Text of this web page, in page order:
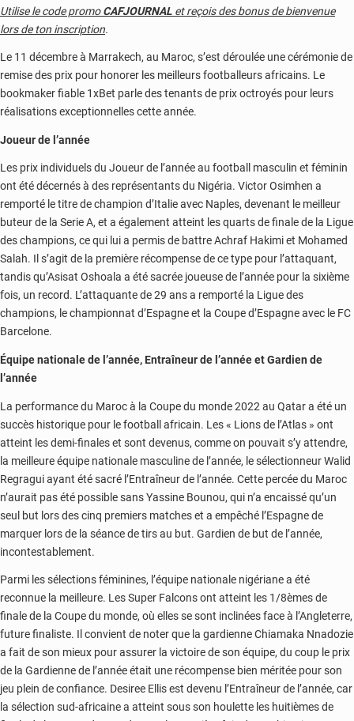
Utilise le code promoCAFJOURNAL et reçois des bonus de bienvenue
lors de ton inscription.
Le 11 décembre à Marrakech, au Maroc, s’est déroulée une cérémonie de
remise des prix pour honorer les meilleurs footballeurs africains. Le
bookmaker fiable 1xBet parle des tenants de prix octroyés pour leurs
réalisations exceptionnelles cette année.
Joueur de l’année
Les prix individuels du Joueur de l’année au football masculin et féminin
ont été décernés à des représentants du Nigéria. Victor Osimhen a
remporté le titre de champion d’Italie avec Naples, devenant le meilleur
buteur de la Serie A, et a également atteint les quarts de finale de la Ligue
des champions, ce qui lui a permis de battre Achraf Hakimi et Mohamed
Salah. Il s’agit de la première récompense de ce type pour l’attaquant,
tandis qu’Asisat Oshoala a été sacrée joueuse de l’année pour la sixième
fois, un record. L’attaquante de 29 ans a remporté la Ligue des
champions, le championnat d’Espagne et la Coupe d’Espagne avec le FC
Barcelone.
Équipe nationale de l’année, Entraîneur de l’année et Gardien de
l’année
La performance du Maroc à la Coupe du monde 2022 au Qatar a été un
succès historique pour le football africain. Les « Lions de l’Atlas » ont
atteint les demi-finales et sont devenus, comme on pouvait s’y attendre,
la meilleure équipe nationale masculine de l’année, le sélectionneur Walid
Regragui ayant été sacré l’Entraîneur de l’année. Cette percée du Maroc
n’aurait pas été possible sans Yassine Bounou, qui n’a encaissé qu’un
seul but lors des cinq premiers matches et a empêché l’Espagne de
marquer lors de la séance de tirs au but. Gardien de but de l’année,
incontestablement.
Parmi les sélections féminines, l’équipe nationale nigériane a été
reconnue la meilleure. Les Super Falcons ont atteint les 1/8èmes de
finale de la Coupe du monde, où elles se sont inclinées face à l’Angleterre,
future finaliste. Il convient de noter que la gardienne Chiamaka Nnadozie
a fait de son mieux pour assurer la victoire de son équipe, du coup le prix
de la Gardienne de l’année était une récompense bien méritée pour son
jeu plein de confiance. Desiree Ellis est devenu l’Entraîneur de l’année, car
la sélection sud-africaine a atteint sous son houlette les huitièmes de